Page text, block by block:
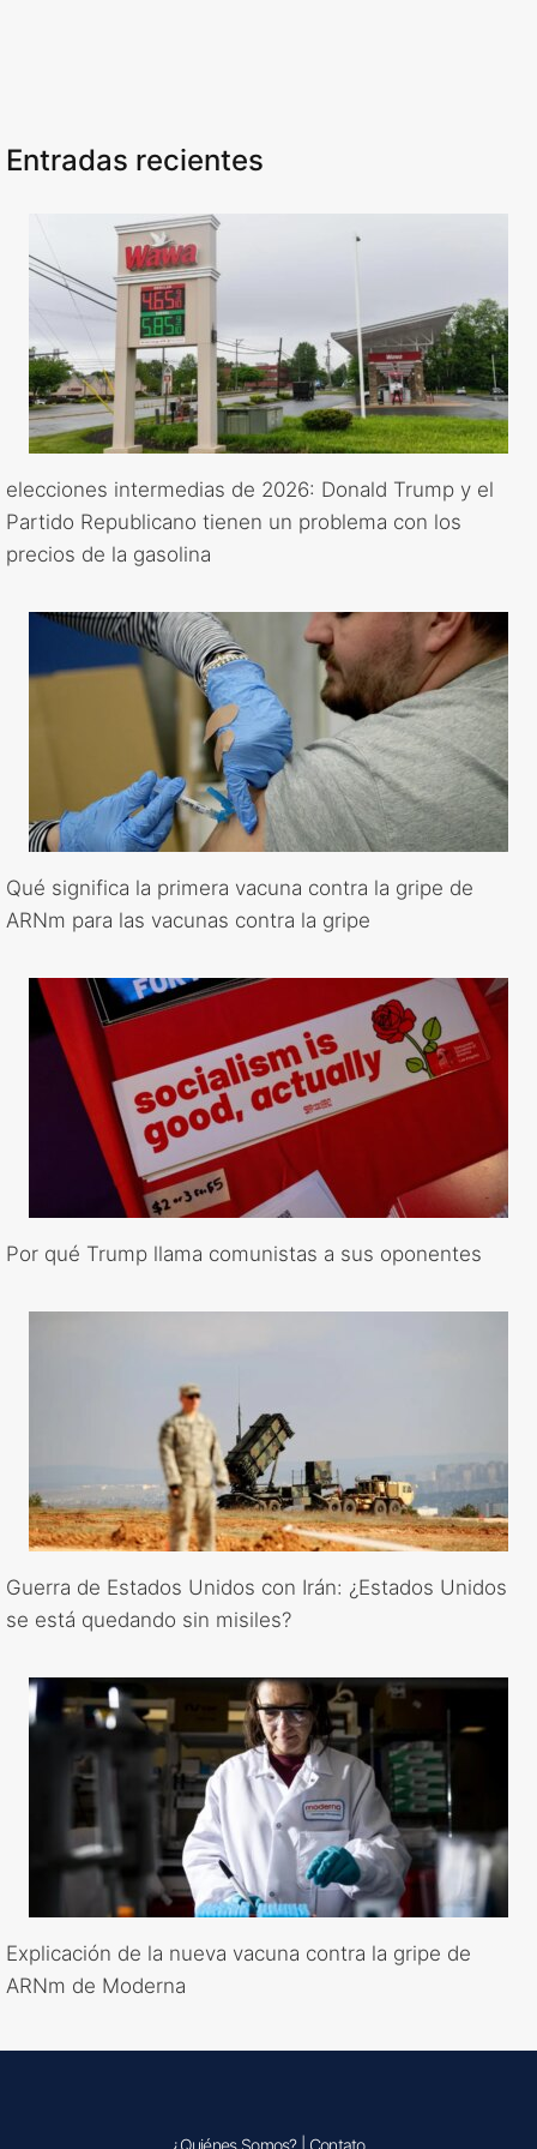
Entradas recientes
elecciones intermedias de 2026: Donald Trump y el
Partido Republicano tienen un problema con los
precios de la gasolina
Qué significa la primera vacuna contra la gripe de
ARNm para las vacunas contra la gripe
Por qué Trump llama comunistas a sus oponentes
Guerra de Estados Unidos con Irán: ¿Estados Unidos
se está quedando sin misiles?
Explicación de la nueva vacuna contra la gripe de
ARNm de Moderna
¿Quiénes Somos?| Contato